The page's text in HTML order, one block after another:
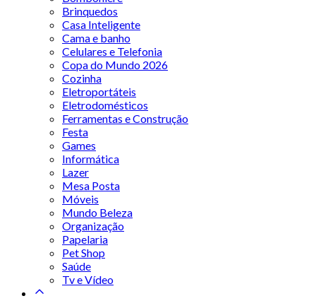
Brinquedos
Casa Inteligente
Cama e banho
Celulares e Telefonia
Copa do Mundo 2026
Cozinha
Eletroportáteis
Eletrodomésticos
Ferramentas e Construção
Festa
Games
Informática
Lazer
Mesa Posta
Móveis
Mundo Beleza
Organização
Papelaria
Pet Shop
Saúde
Tv e Vídeo